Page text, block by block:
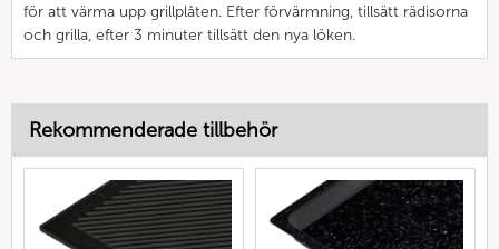
för att värma upp grillplåten. Efter förvärmning, tillsätt rädisorna
och grilla, efter 3 minuter tillsätt den nya löken.
Rekommenderade tillbehör